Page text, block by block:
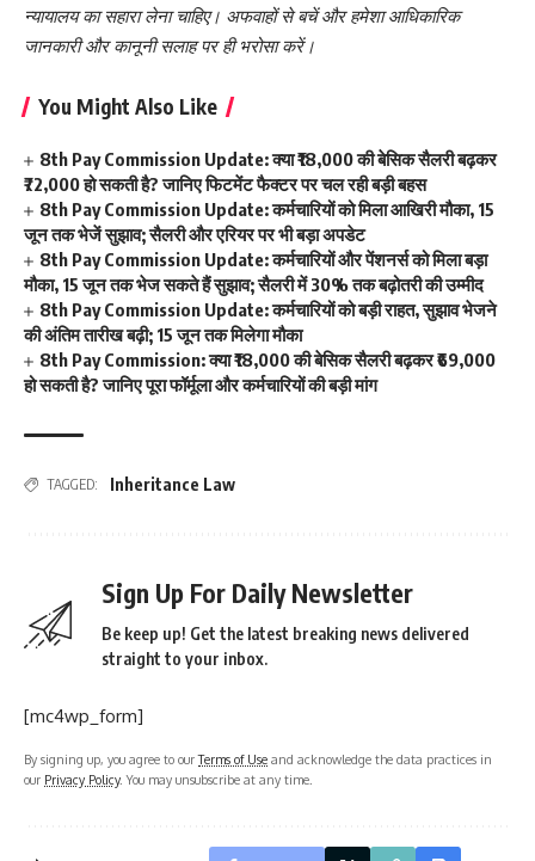
न्यायालय का सहारा लेना चाहिए। अफवाहों से बचें और हमेशा आधिकारिक
जानकारी और कानूनी सलाह पर ही भरोसा करें।
You Might Also Like
8th Pay Commission Update: क्या ₹18,000 की बेसिक सैलरी बढ़कर
₹72,000 हो सकती है? जानिए फिटमेंट फैक्टर पर चल रही बड़ी बहस
8th Pay Commission Update: कर्मचारियों को मिला आखिरी मौका, 15
जून तक भेजें सुझाव; सैलरी और एरियर पर भी बड़ा अपडेट
8th Pay Commission Update: कर्मचारियों और पेंशनर्स को मिला बड़ा
मौका, 15 जून तक भेज सकते हैं सुझाव; सैलरी में 30% तक बढ़ोतरी की उम्मीद
8th Pay Commission Update: कर्मचारियों को बड़ी राहत, सुझाव भेजने
की अंतिम तारीख बढ़ी; 15 जून तक मिलेगा मौका
8th Pay Commission: क्या ₹18,000 की बेसिक सैलरी बढ़कर ₹69,000
हो सकती है? जानिए पूरा फॉर्मूला और कर्मचारियों की बड़ी मांग
TAGGED: Inheritance Law
Sign Up For Daily Newsletter
Be keep up! Get the latest breaking news delivered
straight to your inbox.
[mc4wp_form]
By signing up, you agree to ourTerms of Use and acknowledge the data practices in
our Privacy Policy. You may unsubscribe at any time.